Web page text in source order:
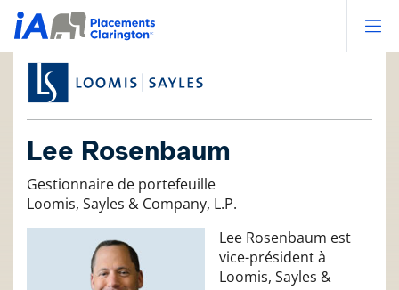
Lee Rosenbaum
Gestionnaire de portefeuille
Loomis, Sayles & Company, L.P.
Lee Rosenbaum est
vice-président à
Loomis, Sayles &